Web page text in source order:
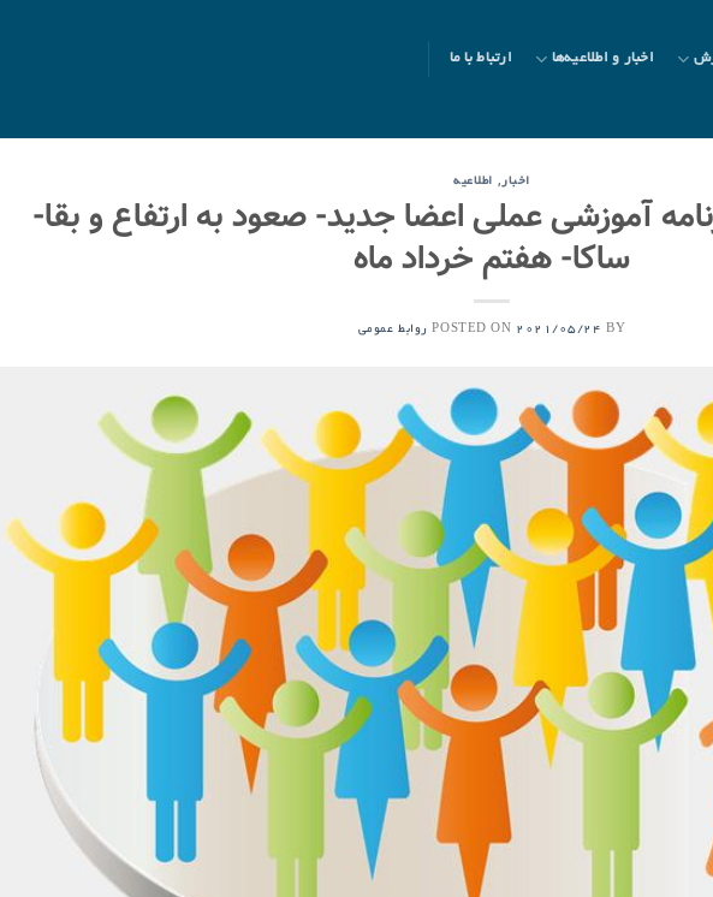
اخبار و اطلاعیه‌ها ارتباط با ما
اخبار, اطلاعیه
آموزشی عملی اعضا جدید- صعود به ارتفاع و بقا-
ساکا- هفتم خرداد ماه
POSTED ON 2021/05/24 BY روابط عمومی